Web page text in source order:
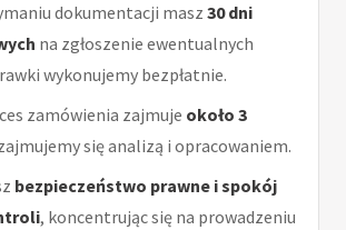
dokumentacji masz 30 dni
na zgłoszenie ewentualnych
wykonujemy bezpłatnie.
zamówienia zajmuje około 3
się analizą i opracowaniem.
bezpieczeństwo prawne i spokój
, koncentrując się na prowadzeniu